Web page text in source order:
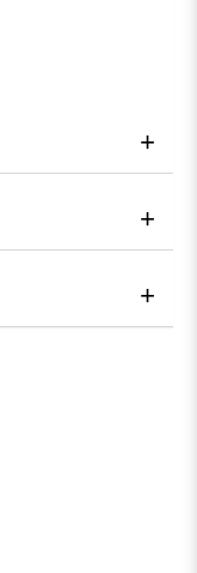
μήκος 15,2 cm.